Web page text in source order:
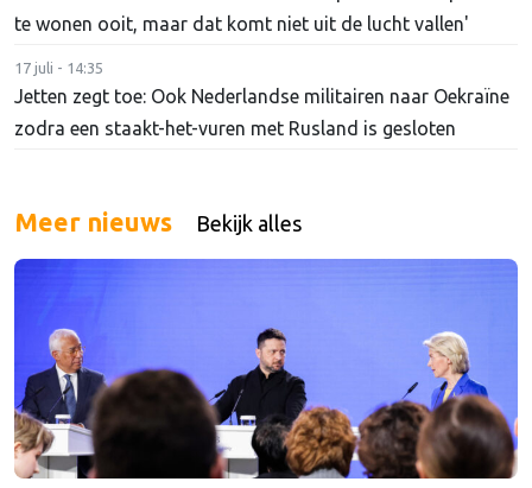
te wonen ooit, maar dat komt niet uit de lucht vallen'
17 juli - 14:35
Jetten zegt toe: Ook Nederlandse militairen naar Oekraïne
zodra een staakt-het-vuren met Rusland is gesloten
Meer nieuws Bekijk alles